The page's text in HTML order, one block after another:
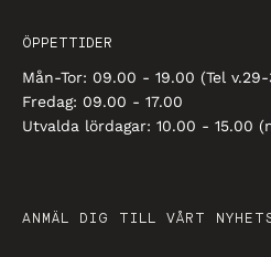
ÖPPETTIDER
Mån-Tor: 09.00 - 19.00 (Tel v.29-
Fredag: 09.00 - 17.00
Utvalda lördagar: 10.00 - 15.00
ANMÄL DIG TILL VÅRT